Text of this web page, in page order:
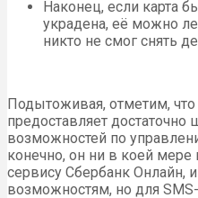
Наконец, если карта
украдена, её можно
никто не смог снять
Подытоживая, отметим,
предоставляет достаточно
возможностей по
конечно, он ни в коей
сервису Сбербанк Онлайн,
возможностям, но для